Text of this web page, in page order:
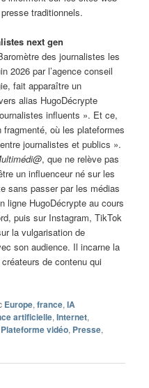
traditionnels.
next gen
des journalistes les
2026 par l’agence conseil
fait apparaître un
alias HugoDécrypte
influents ». Et ce,
fragmenté, où les plateformes
journalistes et publics ».
, que ne relève pas
un influenceur né sur les
sans passer par les médias
ligne HugoDécrypte au cours
puis sur Instagram, TikTok
la vulgarisation de
son audience. Il incarne la
de contenu qui
Europe,france,IA
artificielle,Internet,
Plateforme vidéo, Presse,